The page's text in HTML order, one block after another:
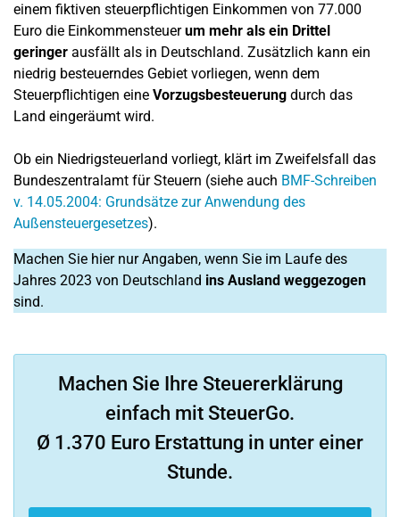
einem fiktiven steuerpflichtigen Einkommen von 77.000
Euro die Einkommensteuerum mehr als ein Drittel
geringer ausfällt als in Deutschland. Zusätzlich kann ein
niedrig besteuerndes Gebiet vorliegen, wenn dem
Steuerpflichtigen eine Vorzugsbesteuerung durch das
Land eingeräumt wird.
Ob ein Niedrigsteuerland vorliegt, klärt im Zweifelsfall das
Bundeszentralamt für Steuern (siehe auch BMF-Schreiben
v. 14.05.2004: Grundsätze zur Anwendung des
Außensteuergesetzes).
Machen Sie hier nur Angaben, wenn Sie im Laufe des
Jahres 2023 von Deutschland ins Ausland weggezogen
sind.
Machen Sie Ihre Steuererklärung
einfach mit SteuerGo.
Ø 1.370 Euro Erstattung in unter einer
Stunde.